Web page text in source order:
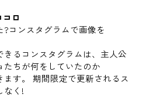
ロ
コンスタグラムで画像を
るコンスタグラムは、主人公
ちが何をしていたのか
す。 期間限定で更新されるス
なく!